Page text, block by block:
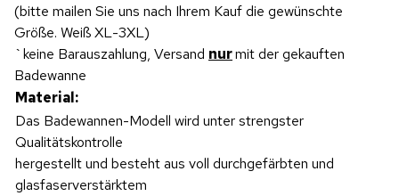
(bitte mailen Sie uns nach Ihrem Kauf die gewünschte
Größe. Weiß XL-3XL)
`keine Barauszahlung, Versand nurmit der gekauften
Badewanne
Material:
Das Badewannen-Modell wird unter strengster
Qualitätskontrolle
hergestellt und besteht aus voll durchgefärbten und
glasfaserverstärktem